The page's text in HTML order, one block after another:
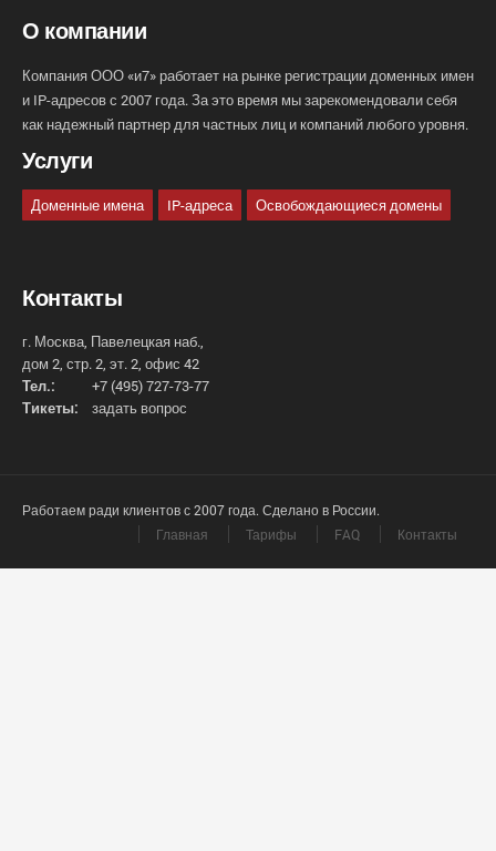
О компании
Компания ООО «и7» работает на рынке регистрации доменных имен
и IP-адресов с 2007 года. За это время мы зарекомендовали себя
как надежный партнер для частных лиц и компаний любого уровня.
Услуги
Доменные имена IP-адреса Освобождающиеся домены
Контакты
г. Москва, Павелецкая наб.,
дом 2, стр. 2, эт. 2, офис 42
Тел.:
+7 (495) 727-73-77
Тикеты:
задать вопрос
Работаем ради клиентов с 2007 года. Сделано в России.
Главная
Тарифы FAQ Контакты